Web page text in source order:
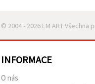
© 2004 - 2026 EM ART Všechna
INFORMACE
O nás